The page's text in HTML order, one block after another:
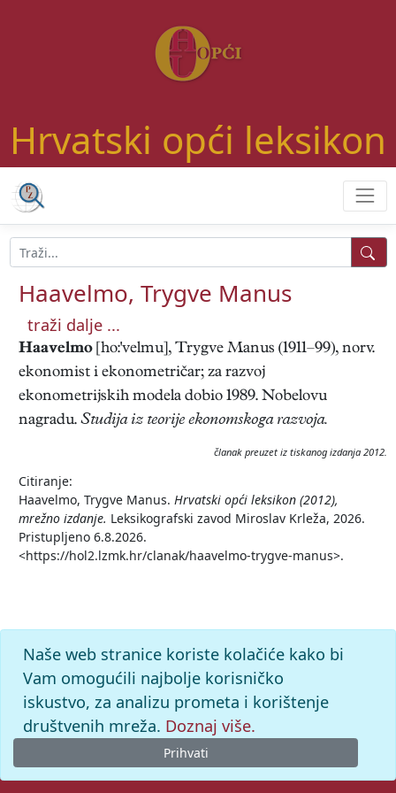
Hrvatski opći leksikon
Haavelmo, Trygve Manus
traži dalje ...
Haavelmo [ho:'velmu], Trygve Manus (1911–99), norv.
ekonomist i ekonometričar; za razvoj
ekonometrijskih modela dobio 1989. Nobelovu
nagradu. Studija iz teorije ekonomskoga razvoja.
članak preuzet iz tiskanog izdanja 2012.
Citiranje:
Haavelmo, Trygve Manus. Hrvatski opći leksikon (2012),
mrežno izdanje. Leksikografski zavod Miroslav Krleža, 2026.
Pristupljeno 6.8.2026.
<https://hol2.lzmk.hr/clanak/haavelmo-trygve-manus>.
Naše web stranice koriste kolačiće kako bi
Vam omogućili najbolje korisničko
iskustvo, za analizu prometa i korištenje
društvenih mreža. Doznaj više.
Prihvati
© 2026. -Leksikografski zavodMiroslav Krleža